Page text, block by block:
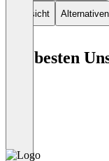
Übersicht
Alternativen
Die besten